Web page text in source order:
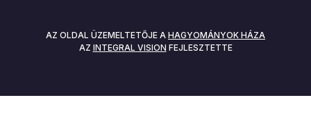
AZ OLDAL ÜZEMELTETŐJE A HAGYOMÁNYOK HÁZA
AZ INTEGRAL VISION FEJLESZTETTE